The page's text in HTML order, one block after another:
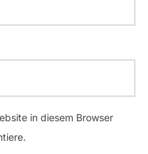
in diesem Browser